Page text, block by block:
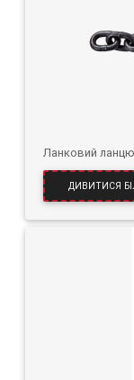
Ланковий
ДИВИТИСЯ